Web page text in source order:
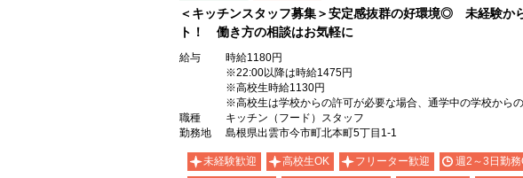
アルバイト パート
＜キッチンスタッフ募集＞安定感抜群の好環境◎ 未経験か
ト！ 働き方の相談はお気軽に
給与
時給1180円
※22:00以降は時給1475円
※高校生時給1130円
※高校生は学校からの許可が必要な場合、通学中の学校から
職種
キッチン（フード）スタッフ
勤務地
島根県出雲市今市町北本町5丁目1-1
未経験歓迎 高校生OK フリーター歓迎 週2～3日勤務